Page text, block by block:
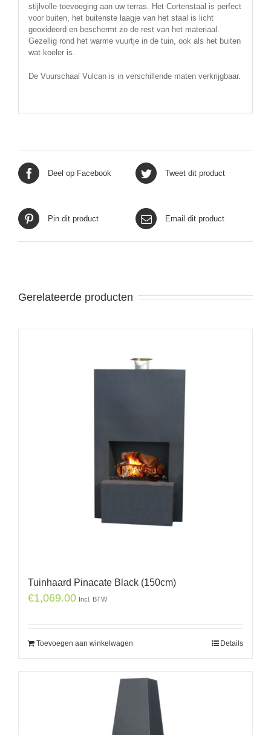
stijlvolle toevoeging aan uw terras. Het Cortenstaal is perfect
voor buiten, het buitenste laagje van het staal is licht
geoxideerd en beschermt zo de rest van het materiaal.
Gezellig rond het warme vuurtje in de tuin, ook als het buiten
wat koeler is.
De Vuurschaal Vulcan is in verschillende maten verkrijgbaar.
Deel op Facebook Tweet dit product
Pin dit product Email dit product
Gerelateerde producten
Tuinhaard Pinacate Black (150cm)
€1,069.00 Incl. BTW
Toevoegen aan winkelwagen Details